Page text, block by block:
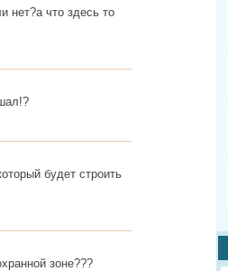
нет?а что здесь то
будет строить
зоне???